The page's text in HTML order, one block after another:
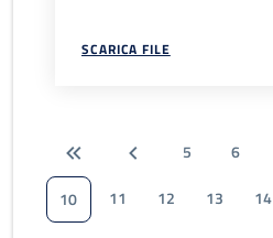
SCARICA FILE
5 6
10
11 12 13 14